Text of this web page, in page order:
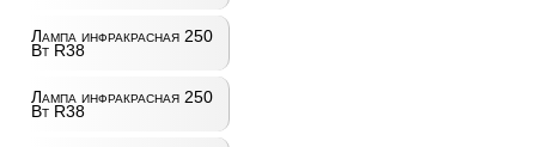
Лампа инфракрасная 250
Вт R38
Лампа инфракрасная 250
Вт R38